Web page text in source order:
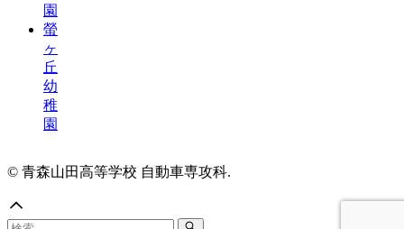
園
螢
ヶ
丘
幼
稚
園
© 青森山田高等学校 自動車専攻科.